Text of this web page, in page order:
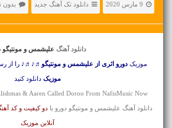
9 مارس 2020 دانلود تک آهنگ جدید بدون
دانلود آهنگ علیشمس و مونتیگو
موزیک دورو اثری از علیشمس و مونتیگو ♬♪♬♪ را از
موزیک دانلود کنید
& Aaren Called Doroo From NafisMusic Now
دانلود آهنگ علیشمس و مونتیگو دورو بادو کیفیت و کد
آنلاین موزیک